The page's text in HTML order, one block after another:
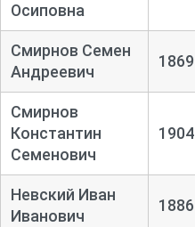
Осиповна
Смирнов Семен
Андреевич
1869
Смирнов
Константин
Семенович
1904
Невский Иван
Иванович
1886